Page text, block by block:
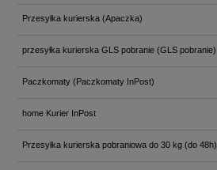
Przesyłka kurierska (Apaczka)
przesyłka kurierska GLS pobranie(GLS pobranie)
Paczkomaty(Paczkomaty InPost)
home Kurier InPost
Przesyłka kurierska pobraniowa do 30 kg(do 48h)